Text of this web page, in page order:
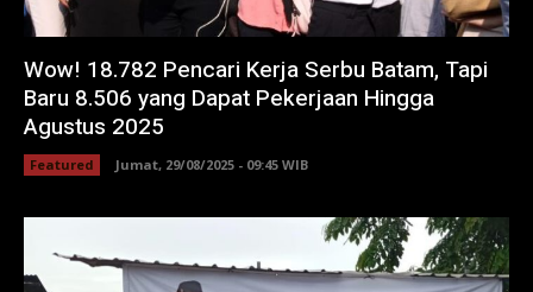
Wow! 18.782 Pencari Kerja Serbu Batam, Tapi
Baru 8.506 yang Dapat Pekerjaan Hingga
Agustus 2025
Featured Jumat, 29/08/2025 - 09:45 WIB